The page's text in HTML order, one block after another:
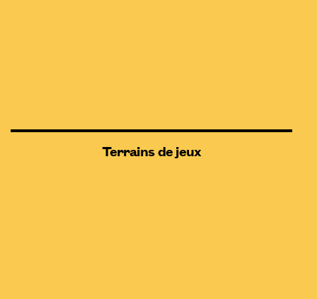
Terrains de jeux